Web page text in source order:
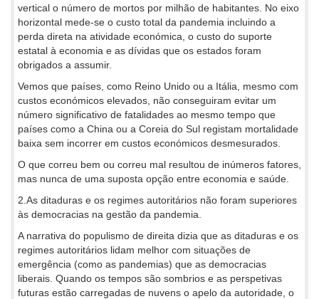
vertical o número de mortos por milhão de habitantes. No eixo
horizontal mede-se o custo total da pandemia incluindo a
perda direta na atividade económica, o custo do suporte
estatal à economia e as dívidas que os estados foram
obrigados a assumir.
Vemos que países, como Reino Unido ou a Itália, mesmo com
custos económicos elevados, não conseguiram evitar um
número significativo de fatalidades ao mesmo tempo que
países como a China ou a Coreia do Sul registam mortalidade
baixa sem incorrer em custos económicos desmesurados.
O que correu bem ou correu mal resultou de inúmeros fatores,
mas nunca de uma suposta opção entre economia e saúde.
2.As ditaduras e os regimes autoritários não foram superiores
às democracias na gestão da pandemia.
A narrativa do populismo de direita dizia que as ditaduras e os
regimes autoritários lidam melhor com situações de
emergência (como as pandemias) que as democracias
liberais. Quando os tempos são sombrios e as perspetivas
futuras estão carregadas de nuvens o apelo da autoridade, o